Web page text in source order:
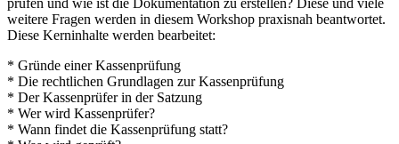
weitere Fragen werden in diesem Workshop praxisnah beantwortet.
Diese Kerninhalte werden bearbeitet:
* Gründe einer Kassenprüfung
* Die rechtlichen Grundlagen zur Kassenprüfung
* Der Kassenprüfer in der Satzung
* Wer wird Kassenprüfer?
* Wann findet die Kassenprüfung statt?